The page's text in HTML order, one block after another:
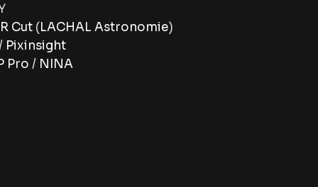
Cut (LACHAL Astronomie)
Pixinsight
Pro / NINA